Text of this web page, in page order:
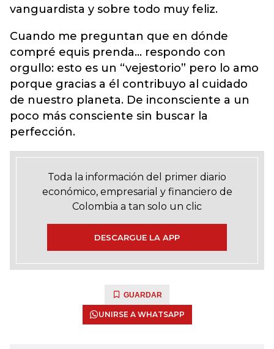
vanguardista y sobre todo muy feliz.
Cuando me preguntan que en dónde
compré equis prenda… respondo con
orgullo: esto es un “vejestorio” pero lo amo
porque gracias a él contribuyo al cuidado
de nuestro planeta. De inconsciente a un
poco más consciente sin buscar la
perfección.
Toda la información del primer diario
económico, empresarial y financiero de
Colombia a tan solo un clic
DESCARGUE LA APP
GUARDAR
UNIRSE A WHATSAPP